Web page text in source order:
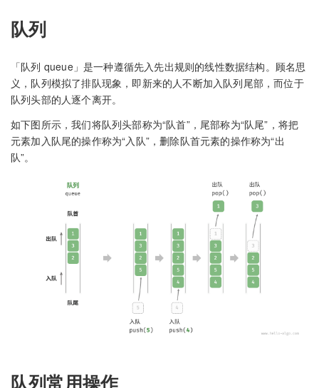
队列
「队列 queue」是一种遵循先入先出规则的线性数据结构。顾名思
义，队列模拟了排队现象，即新来的人不断加入队列尾部，而位于
队列头部的人逐个离开。
如下图所示，我们将队列头部称为“队首”，尾部称为“队尾”，将把
元素加入队尾的操作称为“入队”，删除队首元素的操作称为“出
队”。
队列常用操作